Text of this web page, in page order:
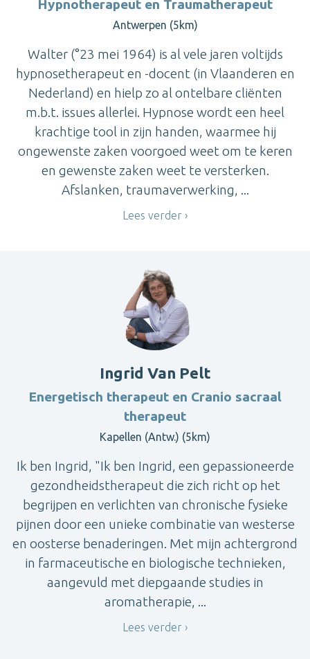
Hypnotherapeut en Traumatherapeut
Antwerpen (5km)
Walter (°23 mei 1964) is al vele jaren voltijds
hypnosetherapeut en -docent (in Vlaanderen en
Nederland) en hielp zo al ontelbare cliënten
m.b.t. issues allerlei. Hypnose wordt een heel
krachtige tool in zijn handen, waarmee hij
ongewenste zaken voorgoed weet om te keren
en gewenste zaken weet te versterken.
Afslanken, traumaverwerking, ...
Lees verder
Ingrid Van Pelt
Energetisch therapeut en Cranio sacraal
therapeut
Kapellen (Antw.) (5km)
Ik ben Ingrid, "Ik ben Ingrid, een gepassioneerde
gezondheidstherapeut die zich richt op het
begrijpen en verlichten van chronische fysieke
pijnen door een unieke combinatie van westerse
en oosterse benaderingen. Met mijn achtergrond
in farmaceutische en biologische technieken,
aangevuld met diepgaande studies in
aromatherapie, ...
Lees verder